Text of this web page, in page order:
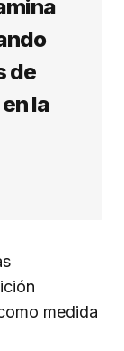
de
la
medida